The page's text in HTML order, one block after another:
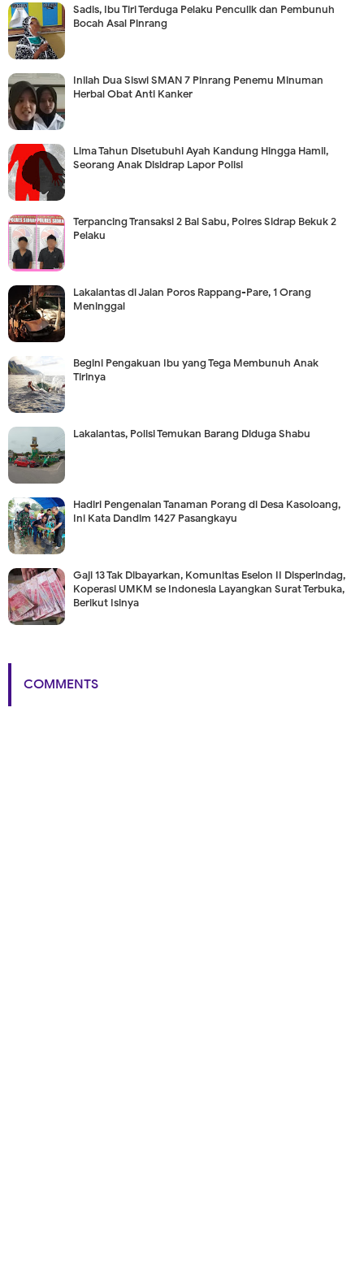
Sadis, Ibu Tiri Terduga Pelaku Penculik dan Pembunuh
Bocah Asal Pinrang
Inilah Dua Siswi SMAN 7 Pinrang Penemu Minuman
Herbal Obat Anti Kanker
Lima Tahun Disetubuhi Ayah Kandung Hingga Hamil,
Seorang Anak Disidrap Lapor Polisi
Terpancing Transaksi 2 Bal Sabu, Polres Sidrap Bekuk 2
Pelaku
Lakalantas di Jalan Poros Rappang-Pare, 1 Orang
Meninggal
Begini Pengakuan Ibu yang Tega Membunuh Anak
Tirinya
Lakalantas, Polisi Temukan Barang Diduga Shabu
Hadiri Pengenalan Tanaman Porang di Desa Kasoloang,
Ini Kata Dandim 1427 Pasangkayu
Gaji 13 Tak Dibayarkan, Komunitas Eselon II Disperindag,
Koperasi UMKM se Indonesia Layangkan Surat Terbuka,
Berikut Isinya
COMMENTS